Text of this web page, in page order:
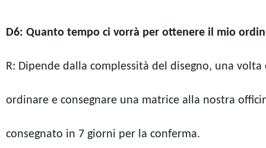
D6: Quanto tempo ci vorrà per ottenere il mio
R: Dipende dalla complessità del disegno, una
ordinare e consegnare una matrice alla nostra
consegnato in 7 giorni per la conferma.